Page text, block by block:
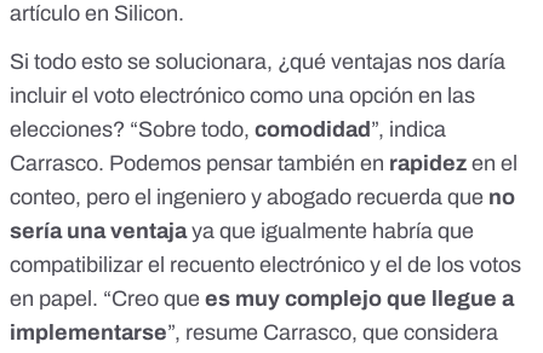
artículo en Silicon.
Si todo esto se solucionara, ¿qué ventajas nos daría
incluir el voto electrónico como una opción en las
elecciones? “Sobre todo, comodidad ”, indica
Carrasco. Podemos pensar también en rapidez en el
conteo, pero el ingeniero y abogado recuerda que no
sería una ventajaya que igualmente habría que
compatibilizar el recuento electrónico y el de los votos
en papel. “Creo que es muy complejo que llegue a
implementarse”, resume Carrasco, que considera